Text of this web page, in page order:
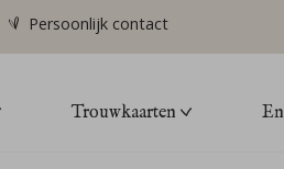
Persoonlijk contact
Trouwkaarten